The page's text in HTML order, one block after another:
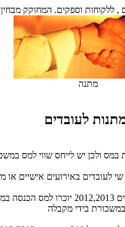
ללקוחות וספקים. המחוקק מבחין
מתנה
שי לעובדים באירועים אישיים או